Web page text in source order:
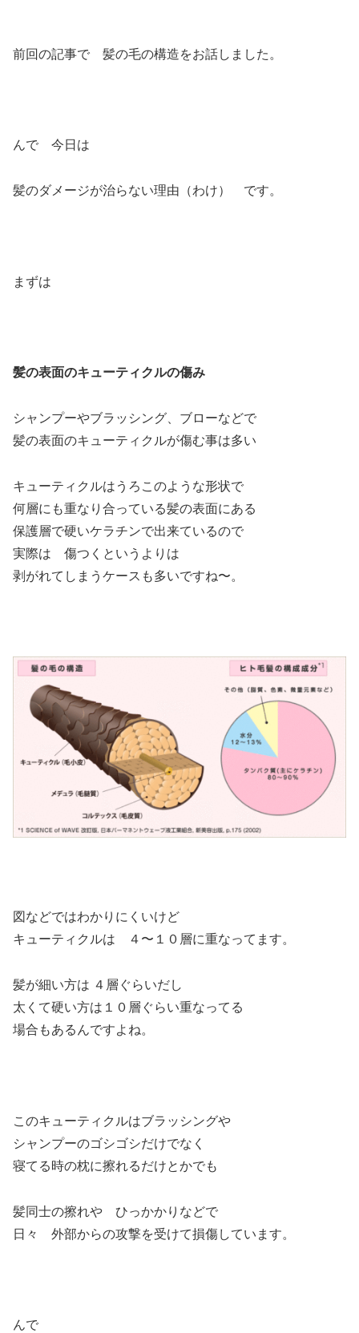
前回の記事で 髪の毛の構造をお話しました。
んで 今日は
髪のダメージが治らない理由（わけ） です。
まずは
髪の表面のキューティクルの傷み
シャンプーやブラッシング、ブローなどで
髪の表面のキューティクルが傷む事は多い
キューティクルはうろこのような形状で
何層にも重なり合っている髪の表面にある
保護層で硬いケラチンで出来ているので
実際は 傷つくというよりは
剥がれてしまうケースも多いですね〜。
図などではわかりにくいけど
キューティクルは ４〜１０層に重なってます。
髪が細い方は ４層ぐらいだし
太くて硬い方は１０層ぐらい重なってる
場合もあるんですよね。
このキューティクルはブラッシングや
シャンプーのゴシゴシだけでなく
寝てる時の枕に擦れるだけとかでも
髪同士の擦れや ひっかかりなどで
日々 外部からの攻撃を受けて損傷しています。
んで